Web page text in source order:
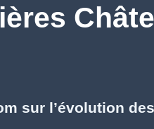
sur l’évolution